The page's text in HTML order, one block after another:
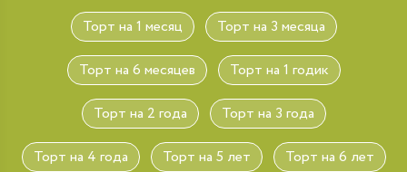
Торт на 1 месяц Торт на 3 месяца
Торт на 6 месяцев Торт на 1 годик
Торт на 2 года Торт на 3 года
Торт на 4 года Торт на 5 лет Торт на 6 лет